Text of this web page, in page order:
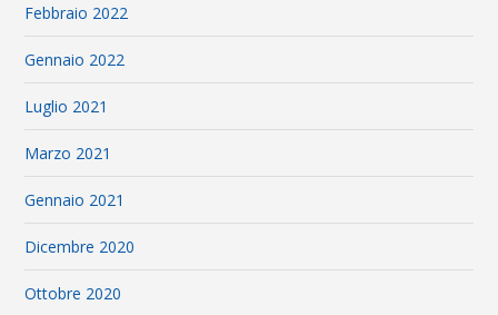
Febbraio 2022
Gennaio 2022
Luglio 2021
Marzo 2021
Gennaio 2021
Dicembre 2020
Ottobre 2020